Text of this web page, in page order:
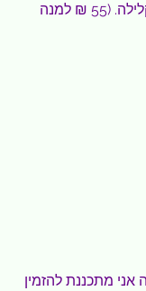
היא הייתה פיקנטית וקלילה. (55 ₪ למנה
מתכננת להזמין